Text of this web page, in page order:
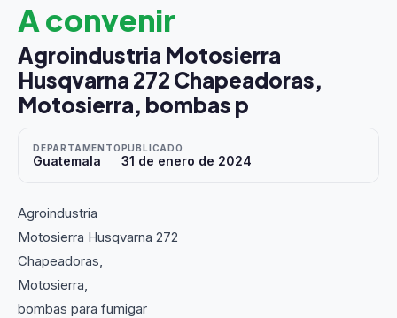
A convenir
Agroindustria Motosierra
Husqvarna 272 Chapeadoras,
Motosierra, bombas p
DEPARTAMENTO
Guatemala
PUBLICADO
31 de enero de 2024
Agroindustria
Motosierra Husqvarna 272
Chapeadoras,
Motosierra,
bombas para fumigar